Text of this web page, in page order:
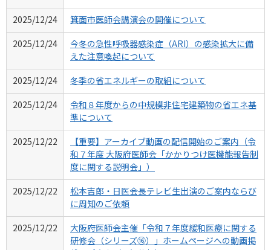
2025/12/24
箕面市医師会講演会の開催について
2025/12/24
今冬の急性呼吸器感染症（ARI）の感染拡大に備
えた注意喚起について
2025/12/24
冬季の省エネルギーの取組について
2025/12/24
令和８年度からの中規模非住宅建築物の省エネ基
準について
2025/12/22
【重要】アーカイブ動画の配信開始のご案内（令
和７年度 大阪府医師会「かかりつけ医機能報告制
度に関する説明会」）
2025/12/22
松本吉郎・日医会長テレビ生出演のご案内ならび
に周知のご依頼
2025/12/22
大阪府医師会主催「令和７年度緩和医療に関する
研修会（シリーズ⑯）」ホームページへの動画掲